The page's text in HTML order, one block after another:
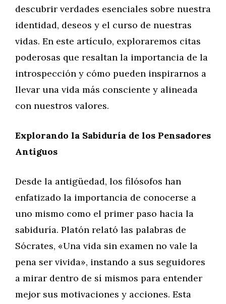
descubrir verdades esenciales sobre nuestra
identidad, deseos y el curso de nuestras
vidas. En este artículo, exploraremos citas
poderosas que resaltan la importancia de la
introspección y cómo pueden inspirarnos a
llevar una vida más consciente y alineada
con nuestros valores.
Explorando la Sabiduría de los Pensadores
Antiguos
Desde la antigüedad, los filósofos han
enfatizado la importancia de conocerse a
uno mismo como el primer paso hacia la
sabiduría. Platón relató las palabras de
Sócrates, «Una vida sin examen no vale la
pena ser vivida», instando a sus seguidores
a mirar dentro de sí mismos para entender
mejor sus motivaciones y acciones. Esta